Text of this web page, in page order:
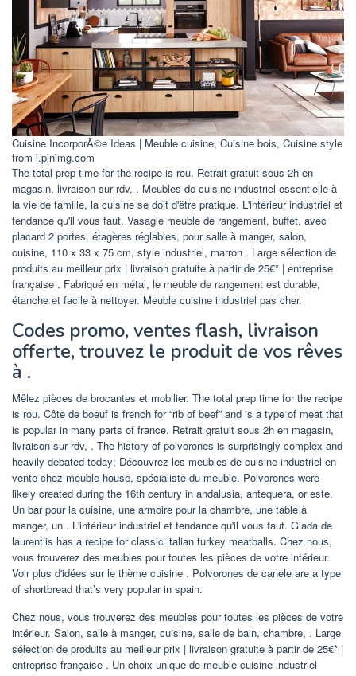
Cuisine IncorporÃ©e Ideas | Meuble cuisine, Cuisine bois, Cuisine style
from i.pinimg.com
The total prep time for the recipe is rou. Retrait gratuit sous 2h en
magasin, livraison sur rdv, . Meubles de cuisine industriel essentielle à
la vie de famille, la cuisine se doit d'être pratique. L'intérieur industriel et
tendance qu'il vous faut. Vasagle meuble de rangement, buffet, avec
placard 2 portes, étagères réglables, pour salle à manger, salon,
cuisine, 110 x 33 x 75 cm, style industriel, marron . Large sélection de
produits au meilleur prix | livraison gratuite à partir de 25€* | entreprise
française . Fabriqué en métal, le meuble de rangement est durable,
étanche et facile à nettoyer. Meuble cuisine industriel pas cher.
Codes promo, ventes flash, livraison
offerte, trouvez le produit de vos rêves
à .
Mêlez pièces de brocantes et mobilier. The total prep time for the recipe
is rou. Côte de boeuf is french for “rib of beef” and is a type of meat that
is popular in many parts of france. Retrait gratuit sous 2h en magasin,
livraison sur rdv, . The history of polvorones is surprisingly complex and
heavily debated today; Découvrez les meubles de cuisine industriel en
vente chez meuble house, spécialiste du meuble. Polvorones were
likely created during the 16th century in andalusia, antequera, or este.
Un bar pour la cuisine, une armoire pour la chambre, une table à
manger, un . L'intérieur industriel et tendance qu'il vous faut. Giada de
laurentiis has a recipe for classic italian turkey meatballs. Chez nous,
vous trouverez des meubles pour toutes les pièces de votre intérieur.
Voir plus d'idées sur le thème cuisine . Polvorones de canele are a type
of shortbread that’s very popular in spain.
Chez nous, vous trouverez des meubles pour toutes les pièces de votre
intérieur. Salon, salle à manger, cuisine, salle de bain, chambre, . Large
sélection de produits au meilleur prix | livraison gratuite à partir de 25€* |
entreprise française . Un choix unique de meuble cuisine industriel